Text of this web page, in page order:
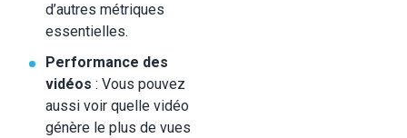
d’autres métriques
essentielles.
Performance des
vidéos : Vous pouvez
aussi voir quelle vidéo
génère le plus de vues